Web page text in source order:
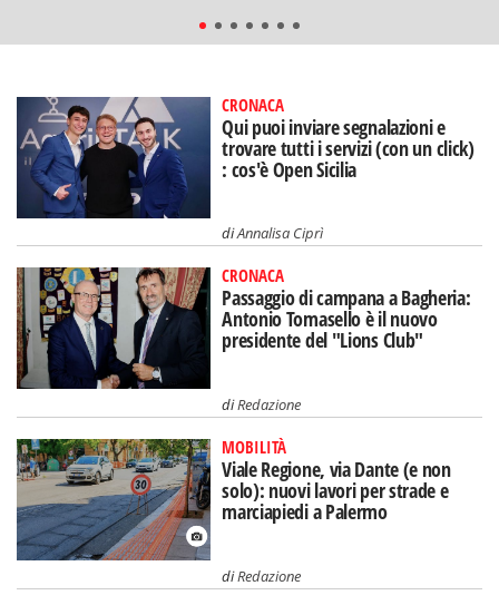
CRONACA
Qui puoi inviare segnalazioni e
trovare tutti i servizi (con un click)
: cos'è Open Sicilia
diAnnalisa Ciprì
CRONACA
Passaggio di campana a Bagheria:
Antonio Tomasello è il nuovo
presidente del "Lions Club"
diRedazione
MOBILITÀ
Viale Regione, via Dante (e non
solo): nuovi lavori per strade e
marciapiedi a Palermo
diRedazione